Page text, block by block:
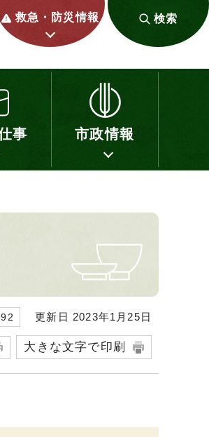
救急・防災情報 検索
事 市政情報
更新日 2023年1月25日
大きな文字で印刷